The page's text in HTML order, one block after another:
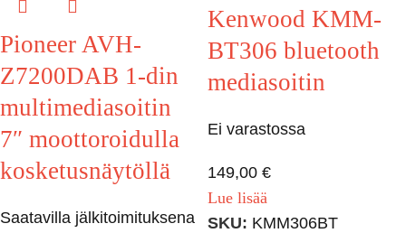
Pioneer AVH-
Z7200DAB 1-din
multimediasoitin
7″ moottoroidulla
kosketusnäytöllä
Saatavilla jälkitoimituksena
Kenwood KMM-
BT306 bluetooth
mediasoitin
Ei varastossa
149,00 €
Lue lisää
SKU: KMM306BT